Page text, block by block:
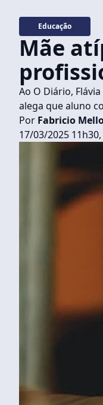
Educação
Mãe
Ao O Diário,
alega que aluno
Por Fabricio
17/03/2025